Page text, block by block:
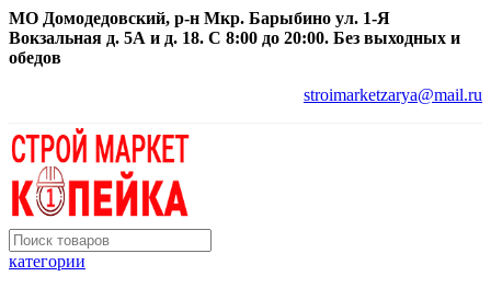
МО Домодедовский, р-н Мкр. Барыбино ул. 1-Я
Вокзальная д. 5А и д. 18. С 8:00 до 20:00. Без выходных и
обедов
stroimarketzarya@mail.ru
категории